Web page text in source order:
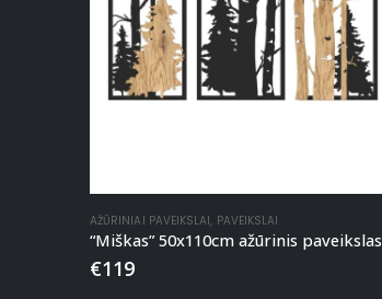
AŽŪRINIAI PAVEIKSLAI, PAVEIKSLAI
“Miškas” 50x110cm ažūrinis paveikslas
€119